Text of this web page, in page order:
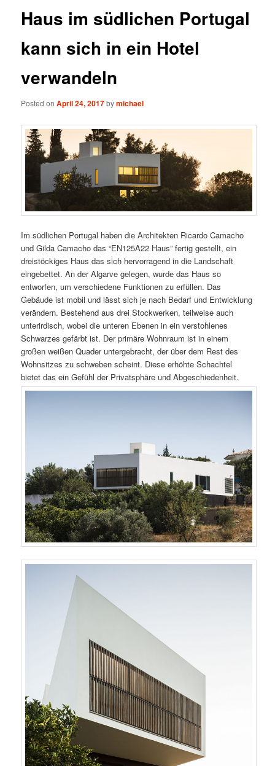
Haus im südlichen Portugal
kann sich in ein Hotel
verwandeln
Posted onApril 24, 2017bymichael
Im südlichen Portugal haben die Architekten Ricardo Camacho
und Gilda Camacho das “EN125A22 Haus” fertig gestellt, ein
dreistöckiges Haus das sich hervorragend in die Landschaft
eingebettet. An der Algarve gelegen, wurde das Haus so
entworfen, um verschiedene Funktionen zu erfüllen. Das
Gebäude ist mobil und lässt sich je nach Bedarf und Entwicklung
verändern. Bestehend aus drei Stockwerken, teilweise auch
unterirdisch, wobei die unteren Ebenen in ein verstohlenes
Schwarzes gefärbt ist. Der primäre Wohnraum ist in einem
großen weißen Quader untergebracht, der über dem Rest des
Wohnsitzes zu schweben scheint. Diese erhöhte Schachtel
bietet das ein Gefühl der Privatsphäre und Abgeschiedenheit.